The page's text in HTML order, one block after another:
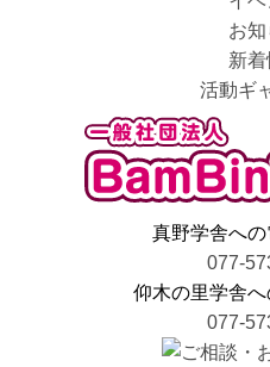
稿:
お
新着
活動ギ
真野学舎へ
077-
仰木の里学舎
077-